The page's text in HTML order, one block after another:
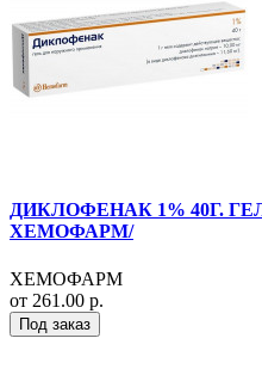
ДИКЛОФЕНАК 1% 40Г.
ХЕМОФАРМ/
ХЕМОФАРМ
от 261.00 р.
Под заказ